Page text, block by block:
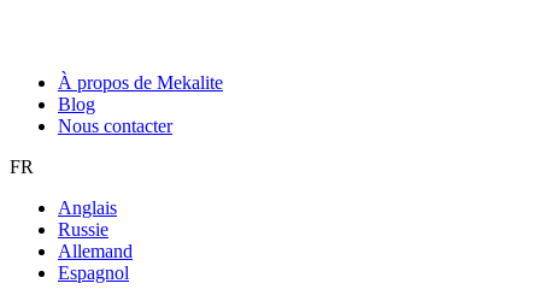
À propos de Mekalite
Blog
Nous contacter
FR
Anglais
Russie
Allemand
Espagnol